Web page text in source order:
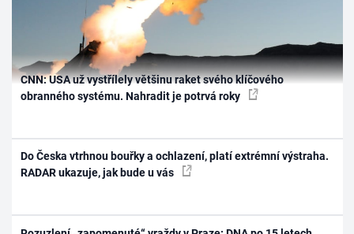
CNN: USA už vystřílely většinu raket svého klíčového
obranného systému. Nahradit je potrvá roky
Do Česka vtrhnou bouřky a ochlazení, platí extrémní výstraha.
RADAR ukazuje, jak bude u vás